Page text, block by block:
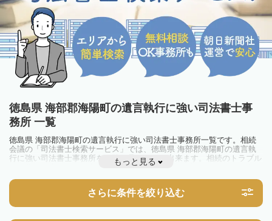
徳島県 海部郡海陽町の遺言執行に強い司法書士事
務所 一覧
徳島県 海部郡海陽町の遺言執行に強い司法書士事務所一覧です。相続
会議の「司法書士検索サービス」では、徳島県 海部郡海陽町の遺言執
行に強い司法書士事務所を一覧で見ることが出来ます。相続のトラブル
やお悩みを抱えている方は一度近隣の司法書士に相談してみましょう。
もっと見る
さらに条件を絞り込む